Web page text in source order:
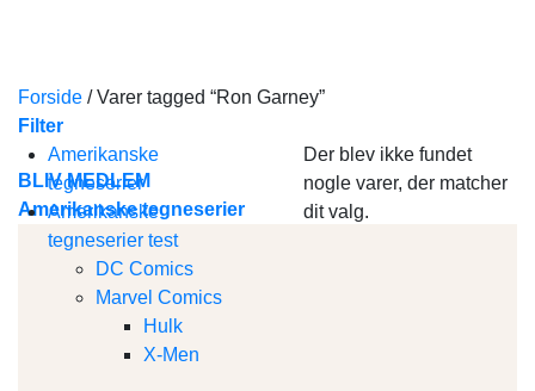
BLIV MEDLEM
Amerikanske tegneserier
Forside /Varer tagged “Ron Garney”
Filter
Amerikanske
tegneserier
Amerikanske
tegneserier test
DC Comics
Marvel Comics
Hulk
X-Men
Der blev ikke fundet
nogle varer, der matcher
dit valg.